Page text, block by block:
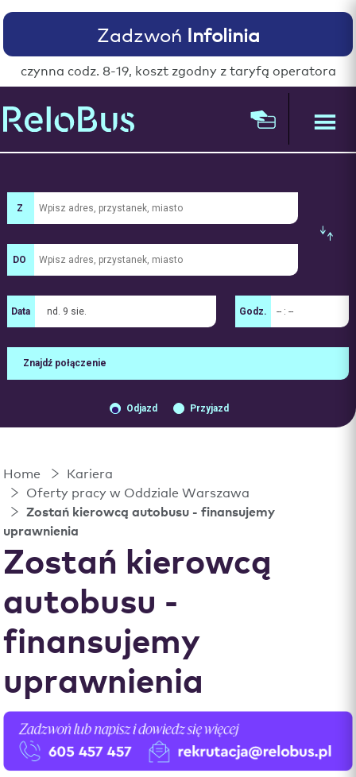
Zadzwoń Infolinia
czynna codz. 8-19, koszt zgodny z taryfą operatora
Z
DO
nd. 9 sie. -- : --
Znajdź połączenie
Odjazd Przyjazd
Home
Kariera
Oferty pracy w Oddziale Warszawa
Zostań kierowcą autobusu - finansujemy
uprawnienia
Zostań kierowcą
autobusu -
finansujemy
uprawnienia